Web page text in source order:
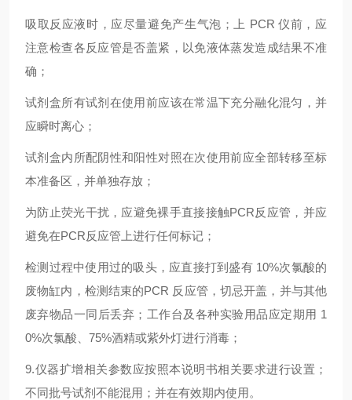
吸取反应液时，应尽量避免产生气泡；上 PCR 仪前，应
注意检查各反应管是否盖紧，以免液体蒸发造成结果不准
确；
试剂盒所有试剂在使用前应该在常温下充分融化混匀，并
应瞬时离心；
试剂盒内所配阴性和阳性对照在次使用前应全部转移至标
本准备区，并单独存放；
为防止荧光干扰，应避免裸手直接接触PCR反应管，并应
避免在PCR反应管上进行任何标记；
检测过程中使用过的吸头，应直接打到盛有 10%次氯酸的
废物缸内，检测结束的PCR 反应管，切忌开盖，并与其他
废弃物品一同后丢弃；工作台及各种实验用品应定期用 1
0%次氯酸、75%酒精或紫外灯进行消毒；
9.仪器扩增相关参数应按照本说明书相关要求进行设置；
不同批号试剂不能混用；并在有效期内使用。